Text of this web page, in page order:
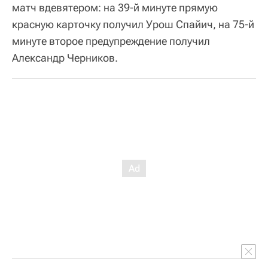
матч вдевятером: на 39-й минуте прямую
красную карточку получил Урош Спайич, на 75-й
минуте второе предупреждение получил
Александр Черников.